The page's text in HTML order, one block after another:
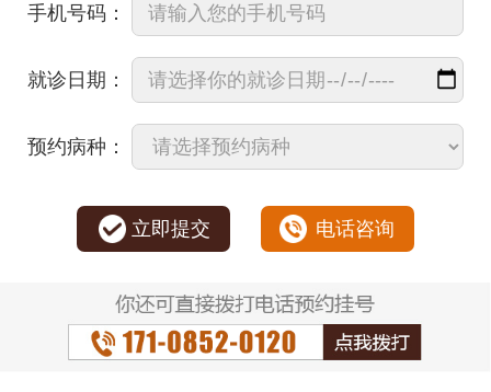
手机号码：
就诊日期：
预约病种：
立即提交 电话咨询